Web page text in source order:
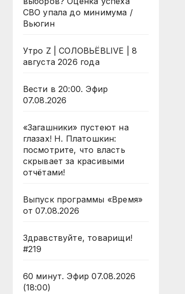
СВО упала до минимума /
Вьюгин
Утро Z | СОЛОВЬЁВLIVE | 8
августа 2026 года
Вести в 20:00. Эфир
07.08.2026
«Загашники» пустеют на
глазах! Н. Платошкин:
посмотрите, что власть
скрывает за красивыми
отчётами!
Выпуск программы «Время»
от 07.08.2026
Здравствуйте, товарищи!
#219
60 минут. Эфир 07.08.2026
(18:00)